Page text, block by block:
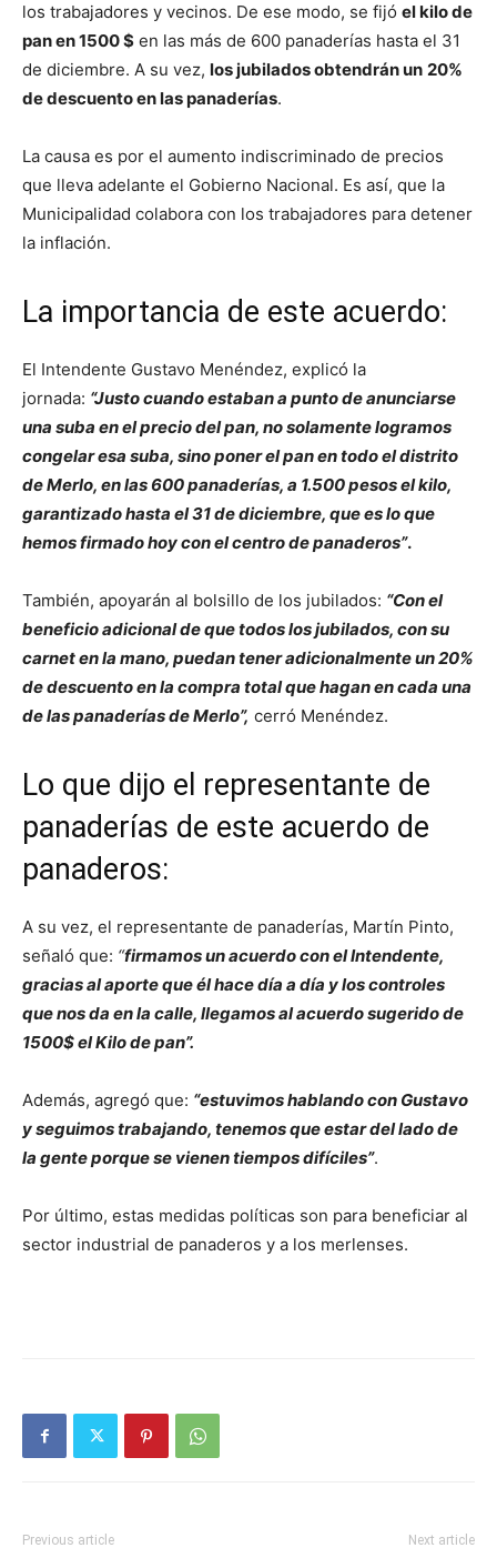
los trabajadores y vecinos. De ese modo, se fijó el kilo de
pan en 1500 $ en las más de 600 panaderías hasta el 31
de diciembre. A su vez, los jubilados obtendrán un 20%
de descuento en las panaderías.
La causa es por el aumento indiscriminado de precios
que lleva adelante el Gobierno Nacional. Es así, que la
Municipalidad colabora con los trabajadores para detener
la inflación.
La importancia de este acuerdo:
El Intendente Gustavo Menéndez, explicó la
jornada: “Justo cuando estaban a punto de anunciarse
una suba en el precio del pan, no solamente logramos
congelar esa suba, sino poner el pan en todo el distrito
de Merlo, en las 600 panaderías, a 1.500 pesos el kilo,
garantizado hasta el 31 de diciembre, que es lo que
hemos firmado hoy con el centro de panaderos”.
También, apoyarán al bolsillo de los jubilados: “Con el
beneficio adicional de que todos los jubilados, con su
carnet en la mano, puedan tener adicionalmente un 20%
de descuento en la compra total que hagan en cada una
de las panaderías de Merlo”, cerró Menéndez.
Lo que dijo el representante de
panaderías de este acuerdo de
panaderos:
A su vez, el representante de panaderías, Martín Pinto,
señaló que: “firmamos un acuerdo con el Intendente,
gracias al aporte que él hace día a día y los controles
que nos da en la calle, llegamos al acuerdo sugerido de
1500$ el Kilo de pan”.
Además, agregó que: “estuvimos hablando con Gustavo
y seguimos trabajando, tenemos que estar del lado de
la gente porque se vienen tiempos difíciles”.
Por último, estas medidas políticas son para beneficiar al
sector industrial de panaderos y a los merlenses.
Previous article Next article